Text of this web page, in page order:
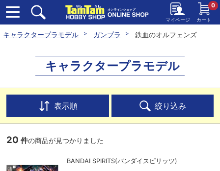
マイページ カート
0
キャラクタープラモデル ガンプラ 鉄血のオルフェンズ
キャラクタープラモデル
表示順 絞り込み
20 件の商品が見つかりました
BANDAI SPIRITS(バンダイスピリッツ)